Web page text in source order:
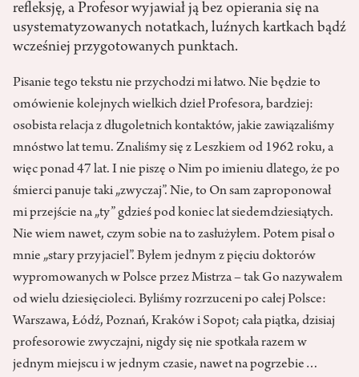
refleksję, a Profesor wyjawiał ją bez opierania się na
usystematyzowanych notatkach, luźnych kartkach bądź
wcześniej przygotowanych punktach.
Pisanie tego tekstu nie przychodzi mi łatwo. Nie będzie to
omówienie kolejnych wielkich dzieł Profesora, bardziej:
osobista relacja z długoletnich kontaktów, jakie zawiązaliśmy
mnóstwo lat temu. Znaliśmy się z Leszkiem od 1962 roku, a
więc ponad 47 lat. I nie piszę o Nim po imieniu dlatego, że po
śmierci panuje taki „zwyczaj”. Nie, to On sam zaproponował
mi przejście na „ty” gdzieś pod koniec lat siedemdziesiątych.
Nie wiem nawet, czym sobie na to zasłużyłem. Potem pisał o
mnie „stary przyjaciel”. Byłem jednym z pięciu doktorów
wypromowanych w Polsce przez Mistrza – tak Go nazywałem
od wielu dziesięcioleci. Byliśmy rozrzuceni po całej Polsce:
Warszawa, Łódź, Poznań, Kraków i Sopot; cała piątka, dzisiaj
profesorowie zwyczajni, nigdy się nie spotkała razem w
jednym miejscu i w jednym czasie, nawet na pogrzebie…